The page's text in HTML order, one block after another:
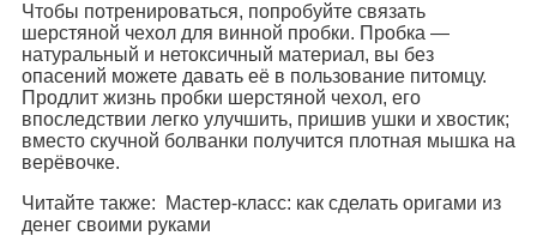
Чтобы потренироваться, попробуйте связать
шерстяной чехол для винной пробки. Пробка —
натуральный и нетоксичный материал, вы без
опасений можете давать её в пользование питомцу.
Продлит жизнь пробки шерстяной чехол, его
впоследствии легко улучшить, пришив ушки и хвостик;
вместо скучной болванки получится плотная мышка на
верёвочке.
Читайте также: Мастер-класс: как сделать оригами из
денег своими руками